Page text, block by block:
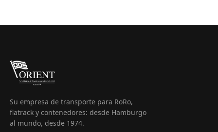
Su empresa de transporte para RoRo,
flatrack y contenedores: desde Hamburgo
al mundo, desde 1974.